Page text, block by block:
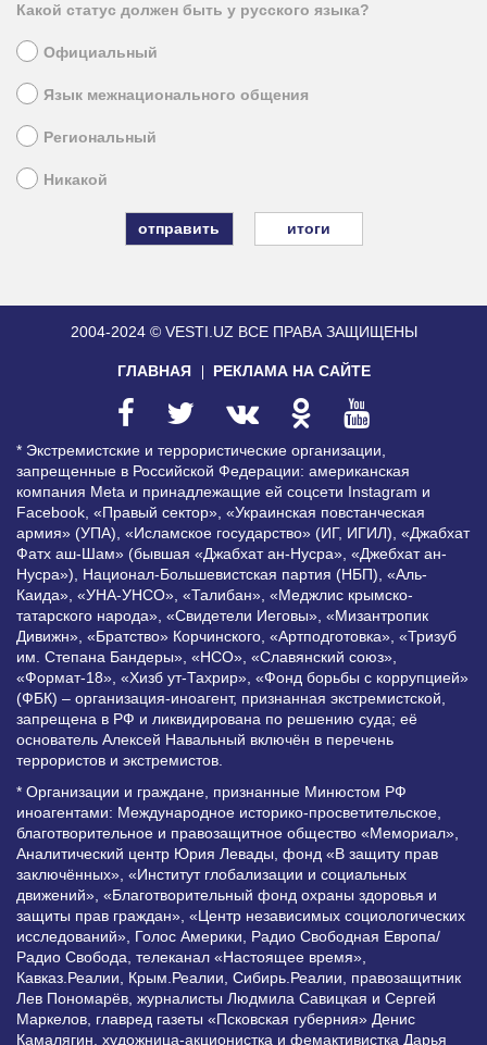
Какой статус должен быть у русского языка?
Официальный
Язык межнационального общения
Региональный
Никакой
итоги
2004-2024 © VESTI.UZ ВСЕ ПРАВА ЗАЩИЩЕНЫ
ГЛАВНАЯ РЕКЛАМА НА САЙТЕ
* Экстремистские и террористические организации,
запрещенные в Российской Федерации: американская
компания Meta и принадлежащие ей соцсети Instagram и
Facebook, «Правый сектор», «Украинская повстанческая
армия» (УПА), «Исламское государство» (ИГ, ИГИЛ), «Джабхат
Фатх аш-Шам» (бывшая «Джабхат ан-Нусра», «Джебхат ан-
Нусра»), Национал-Большевистская партия (НБП), «Аль-
Каида», «УНА-УНСО», «Талибан», «Меджлис крымско-
татарского народа», «Свидетели Иеговы», «Мизантропик
Дивижн», «Братство» Корчинского, «Артподготовка», «Тризуб
им. Степана Бандеры», «НСО», «Славянский союз»,
«Формат-18», «Хизб ут-Тахрир», «Фонд борьбы с коррупцией»
(ФБК) – организация-иноагент, признанная экстремистской,
запрещена в РФ и ликвидирована по решению суда; её
основатель Алексей Навальный включён в перечень
террористов и экстремистов.
* Организации и граждане, признанные Минюстом РФ
иноагентами: Международное историко-просветительское,
благотворительное и правозащитное общество «Мемориал»,
Аналитический центр Юрия Левады, фонд «В защиту прав
заключённых», «Институт глобализации и социальных
движений», «Благотворительный фонд охраны здоровья и
защиты прав граждан», «Центр независимых социологических
исследований», Голос Америки, Радио Свободная Европа/
Радио Свобода, телеканал «Настоящее время»,
Кавказ.Реалии, Крым.Реалии, Сибирь.Реалии, правозащитник
Лев Пономарёв, журналисты Людмила Савицкая и Сергей
Маркелов, главред газеты «Псковская губерния» Денис
Камалягин, художница-акционистка и фемактивистка Дарья